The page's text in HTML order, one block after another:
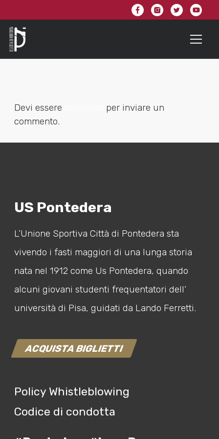
Devi essere
per inviare un
commento.
US Pontedera
L’Unione Sportiva Città di Pontedera sta
vivendo i fasti maggiori di una lunga storia
nata nel 1912 come Us Pontedera, quando
alcuni giovani studenti frequentatori dell’
università di Pisa, guidati da Lando Ferretti.
ACQUISTA BIGLIETTI
Policy Whistleblowing
Codice di condotta